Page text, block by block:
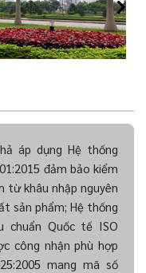
áp dụng Hệ thống
đảm bảo kiểm
từ khâu nhập nguyên
sản phẩm; Hệ thống
Quốc tế ISO
công nhận phù hợp
mang mã số